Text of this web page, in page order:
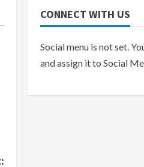
CONNECT WITH US
Social menu is not set.
and assign it to Social